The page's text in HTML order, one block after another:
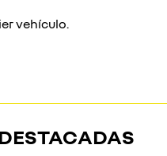
vehículo.